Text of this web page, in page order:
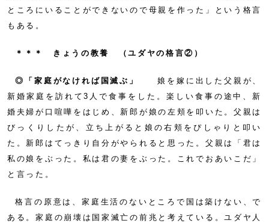
ところにいることができないので母親を作った」という格言
もある。
＊＊＊ きょうの教養 （ユダヤの格言②）
◎「家庭がなければ国滅ぶ」
娘を嫁に出した父親が、
新婚家庭を訪れて3人で食事をした。楽しい食事の途中、新
婚夫婦が口喧嘩をはじめ、新郎が娘の左頬を叩いた。父親は
びっくりしたが、立ち上がると娘の右頬をぴしゃりと叩い
た。新郎はてっきり自分がやられると思った。父親は「君は
私の娘をぶった。私は君の妻をぶった。これでおあいこだ」
と言った。
格言の原意は、家庭生活のないところで国は築けない、で
ある。家庭の崩壊は国家滅亡の前兆と考えている。ユダヤ人